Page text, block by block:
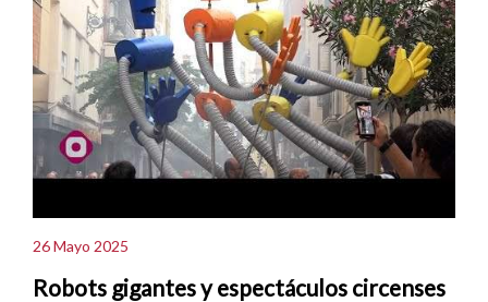
26 Mayo 2025
Robots gigantes y espectáculos circenses